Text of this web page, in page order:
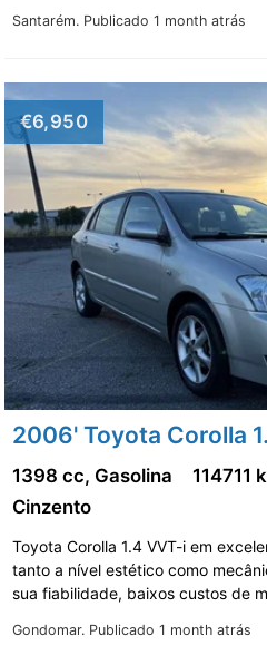
Santarém. Publicado 1 month atrás
€6,950
2006' Toyota Corolla
Gondomar. Publicado 1 month atrás
1398 cc, Gasolina 114711
Cinzento
Toyota Corolla 1.4 VVT-i em
tanto a nível estético como
sua fiabilidade, baixos custos de